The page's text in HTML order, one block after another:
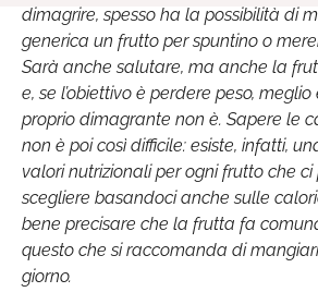
dimagrire, spesso ha la possibilità di
generica un frutto per spuntino o
Sarà anche salutare, ma anche la
e, se l’obiettivo è perdere peso,
proprio dimagrante non è. Sapere le
non è poi così difficile: esiste, infatti,
valori nutrizionali per ogni frutto che
scegliere basandoci anche sulle
bene precisare che la frutta fa
questo che si raccomanda di
giorno.